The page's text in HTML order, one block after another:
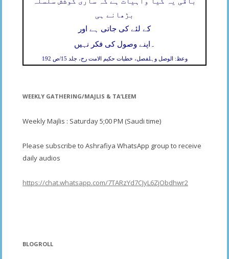
بڑھانے ہی
کے لئے کی جاتی ہے اور
اپنے وصول کی فکر نہیں ۔
وعظ: الوصل وہلفصل، خطبات حکیم الامت رح، جلد 15/ص 192
WEEKLY GATHERING/MAJLIS & TA’LEEM
Weekly Majlis : Saturday 5;00 PM (Saudi time)
Please subscribe to Ashrafiya WhatsApp group to receive
daily audios
https://chat.whatsapp.com/7TARzYd7CJyL6ZjObdhwr2
BLOGROLL